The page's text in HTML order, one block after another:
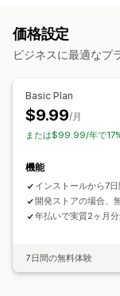
レビューの収集方法
価格設定
ビジネスに最適なプ
Basic Plan
$9.99/月
または$99.99/年で
機能
インストールから7
開発ストアの場合、
年払いで実質2ヶ月
7日間の無料体験